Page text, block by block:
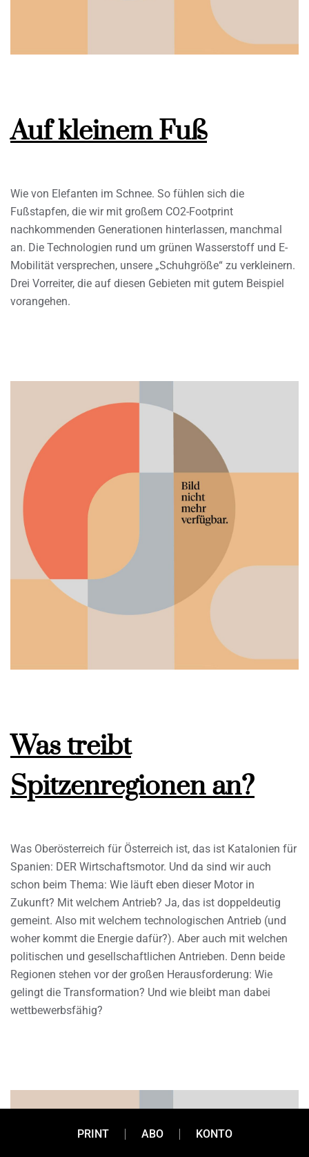
Auf kleinem Fuß
Wie von Elefanten im Schnee. So fühlen sich die
Fußstapfen, die wir mit großem CO2-Footprint
nachkommenden Generationen hinterlassen, manchmal
an. Die Technologien rund um grünen Wasserstoff und E-
Mobilität versprechen, unsere „Schuhgröße“ zu verkleinern.
Drei Vorreiter, die auf diesen Gebieten mit gutem Beispiel
vorangehen.
Was treibt
Spitzenregionen an?
Was Oberösterreich für Österreich ist, das ist Katalonien für
Spanien: DER Wirtschaftsmotor. Und da sind wir auch
schon beim Thema: Wie läuft eben dieser Motor in
Zukunft? Mit welchem Antrieb? Ja, das ist doppeldeutig
gemeint. Also mit welchem technologischen Antrieb (und
woher kommt die Energie dafür?). Aber auch mit welchen
politischen und gesellschaftlichen Antrieben. Denn beide
Regionen stehen vor der großen Herausforderung: Wie
gelingt die Transformation? Und wie bleibt man dabei
wettbewerbsfähig?
PRINT ABO KONTO